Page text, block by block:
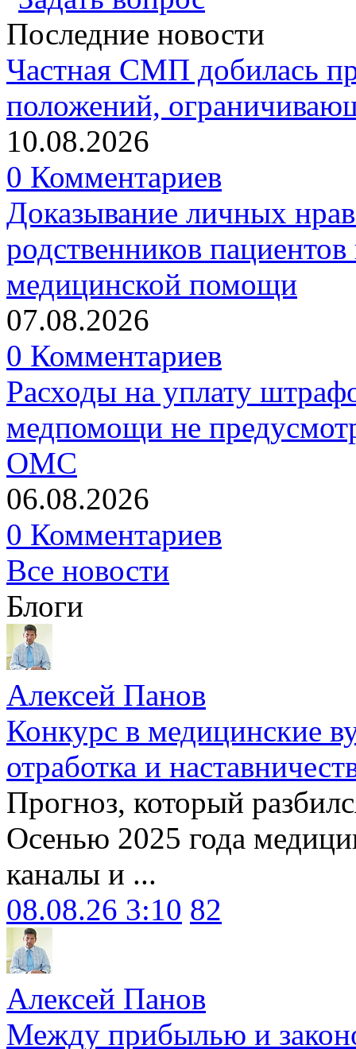
Последние новости
Частная СМП добилась
положений,
10.08.2026
0 Комментариев
Доказывание личных
родственников
медицинской помощи
07.08.2026
0 Комментариев
Расходы на уплату
медпомощи не
ОМС
06.08.2026
0 Комментариев
Все новости
Блоги
Алексей Панов
Конкурс в медицинские
отработка и
Прогноз, который
Осенью 2025 года
каналы и ...
08.08.26 3:10 82
Алексей Панов
Между прибылью и